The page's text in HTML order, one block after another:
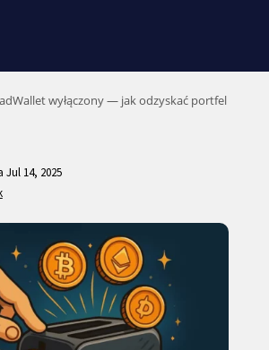
wyłączony — jak odzyskać portfel
14, 2025